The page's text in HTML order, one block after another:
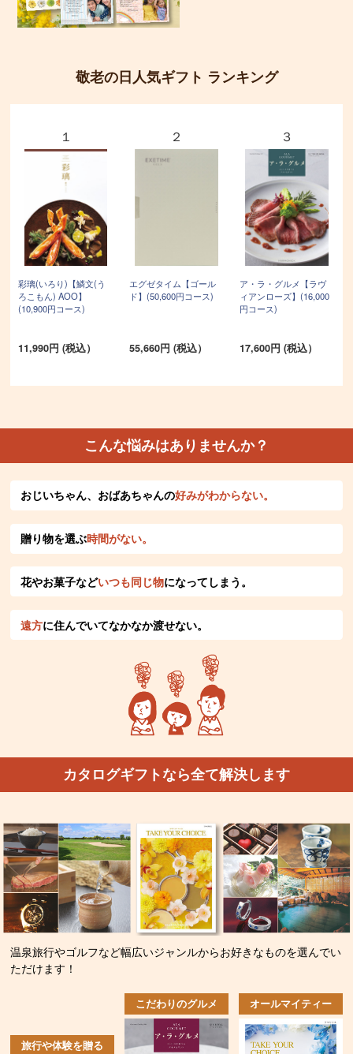
敬老の日人気ギフト ランキング
１
彩璃(いろり)【鱗文(う
ろこもん) AOO】
(10,900円コース)
11,990円 (税込）
２
エグゼタイム【ゴール
ド】(50,600円コース)
55,660円 (税込）
３
ア・ラ・グルメ【ラヴ
ィアンローズ】(16,000
円コース)
17,600円 (税込）
こんな悩みはありませんか？
おじいちゃん、おばあちゃんの好みがわからない。
贈り物を選ぶ時間がない。
花やお菓子などいつも同じ物になってしまう。
遠方に住んでいてなかなか渡せない。
カタログギフトなら全て解決します
温泉旅行やゴルフなど幅広いジャンルからお好きなものを選んでい
ただけます！
旅行や体験を贈る
こだわりのグルメ オールマイティー